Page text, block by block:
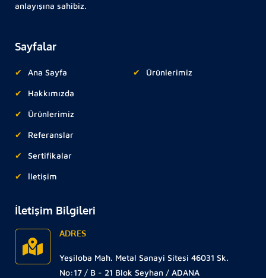
anlayışına sahibiz.
Sayfalar
Ana Sayfa
Hakkımızda
Ürünlerimiz
Referanslar
Sertifikalar
İletişim
Ürünlerimiz
İletişim Bilgileri
ADRES
Yeşiloba Mah. Metal Sanayi Sitesi 46031 Sk.
No:17 / B - 21 Blok Seyhan / ADANA